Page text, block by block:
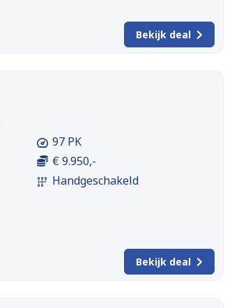
Bekijk deal
97 PK
€ 9.950,-
Handgeschakeld
Bekijk deal